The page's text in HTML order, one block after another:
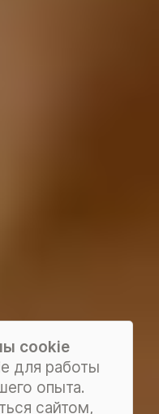
cookie
для работы
опыта.
сайтом,